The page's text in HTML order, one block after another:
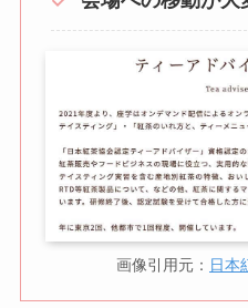
画像引用元： 日本